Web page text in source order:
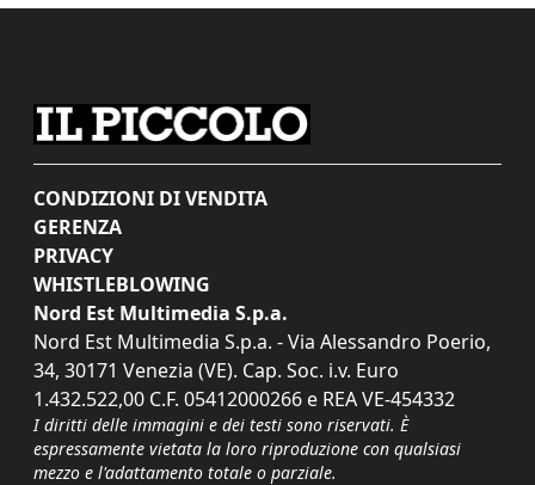
CONDIZIONI DI VENDITA
GERENZA
PRIVACY
WHISTLEBLOWING
Nord Est Multimedia S.p.a.
Nord Est Multimedia S.p.a. - Via Alessandro Poerio,
34, 30171 Venezia (VE). Cap. Soc. i.v. Euro
1.432.522,00 C.F. 05412000266 e REA VE-454332
I diritti delle immagini e dei testi sono riservati. È
espressamente vietata la loro riproduzione con qualsiasi
mezzo e l'adattamento totale o parziale.